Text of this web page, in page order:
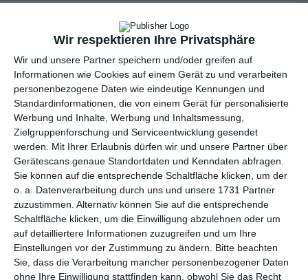
Wir respektieren Ihre Privatsphäre
Wir und unsere Partner speichern und/oder greifen auf
Informationen wie Cookies auf einem Gerät zu und verarbeiten
personenbezogene Daten wie eindeutige Kennungen und
Standardinformationen, die von einem Gerät für personalisierte
Werbung und Inhalte, Werbung und Inhaltsmessung,
Zielgruppenforschung und Serviceentwicklung gesendet
werden.
Mit Ihrer Erlaubnis dürfen wir und unsere Partner über
Gerätescans genaue Standortdaten und Kenndaten abfragen.
Sie können auf die entsprechende Schaltfläche klicken, um der
o. a. Datenverarbeitung durch uns und unsere 1731 Partner
zuzustimmen. Alternativ können Sie auf die entsprechende
Schaltfläche klicken, um die Einwilligung abzulehnen oder um
auf detailliertere Informationen zuzugreifen und um Ihre
Einstellungen vor der Zustimmung zu ändern.
Bitte beachten
Sie, dass die Verarbeitung mancher personenbezogener Daten
ohne Ihre Einwilligung stattfinden kann, obwohl Sie das Recht
Anzeige